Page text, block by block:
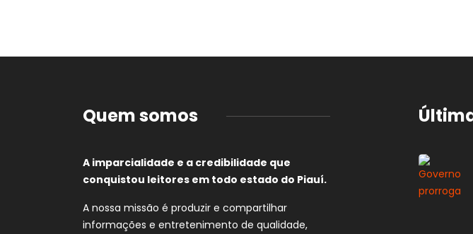
Quem somos
A imparcialidade e a credibilidade que
conquistou leitores em todo estado do Piauí.
A nossa missão é produzir e compartilhar
informações e entretenimento de qualidade,